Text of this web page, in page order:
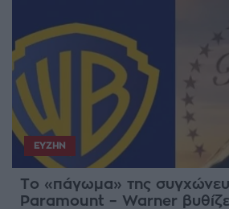
ΕΥΖΗΝ
Το «πάγωμα» της
Paramount – Warner